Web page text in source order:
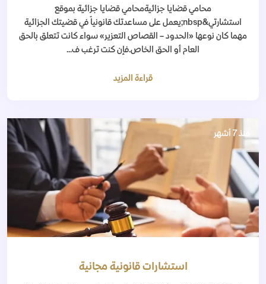
محامي قضايا جزائيةمحامي قضايا جزائية بموقع
استشارتي&nbsp;يعمل على مساعدتك قانونياً في قضيتك الجزائية
مهما كان نوعها «الحدود – القصاص التعزير» سواء كانت تتعلق بالحق
العام أو الحق الخاص.فإن كنت ترغب ف...
قراءة المزيد
منذ 7 أشهر
استشارات قانونية مجانية